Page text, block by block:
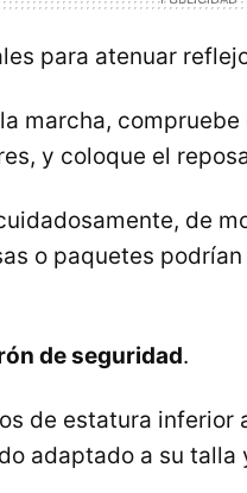
para atenuar
marcha,
y coloque el
de
o paquetes
de seguridad.
de estatura
adaptado a su talla